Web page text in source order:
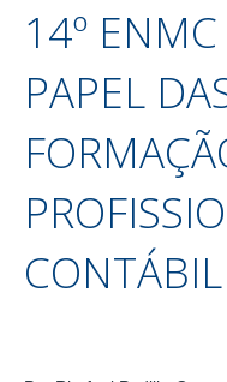
14º
PAPEL
CONTÁBIL